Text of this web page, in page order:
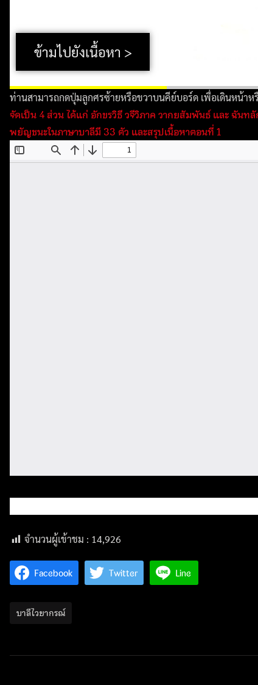
ข้ามไปยังเนื้อหา >
ท่านสามารถกดปุ่มลูกศรซ้ายหรือขวาบนคีย์บอร์ด เพื่อเดินหน้าห
จัดเป็น 4 ส่วน ได้แก่ อักขรวิธี วจีวิภาค วากยสัมพันธ์ และ ฉันท
พยัญชนะในภาษาบาลีมี 33 ตัว และสรุปเนื้อหาตอนที่ 1
จำนวนผู้เข้าชม : 14,926
Facebook Twitter Line
บาลีไวยากรณ์